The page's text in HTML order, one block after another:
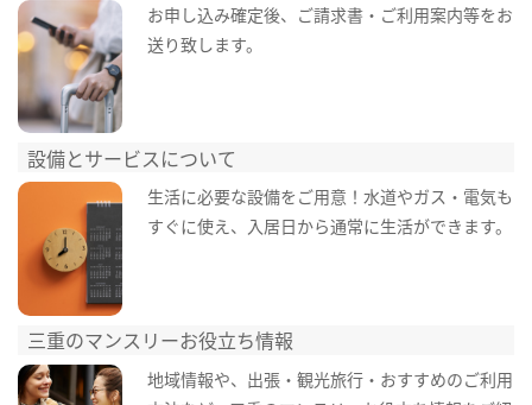
お申し込み確定後、ご請求書・ご利用案内等をお
送り致します。
設備とサービスについて
生活に必要な設備をご用意！水道やガス・電気も
すぐに使え、入居日から通常に生活ができます。
三重のマンスリーお役立ち情報
地域情報や、出張・観光旅行・おすすめのご利用